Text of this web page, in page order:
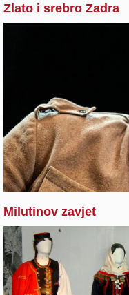
Zlato i srebro Zadra
Milutinov zavjet